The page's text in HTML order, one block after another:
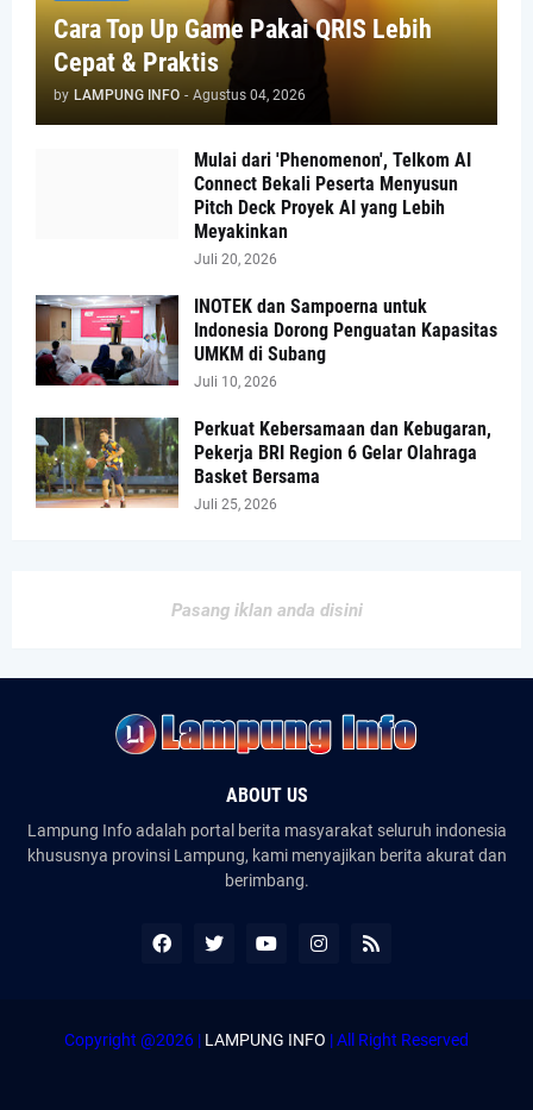
Cara Top Up Game Pakai QRIS Lebih
Cepat & Praktis
by LAMPUNG INFO - Agustus 04, 2026
Mulai dari 'Phenomenon', Telkom AI
Connect Bekali Peserta Menyusun
Pitch Deck Proyek AI yang Lebih
Meyakinkan
Juli 20, 2026
INOTEK dan Sampoerna untuk
Indonesia Dorong Penguatan Kapasitas
UMKM di Subang
Juli 10, 2026
Perkuat Kebersamaan dan Kebugaran,
Pekerja BRI Region 6 Gelar Olahraga
Basket Bersama
Juli 25, 2026
Pasang iklan anda disini
ABOUT US
Lampung Info adalah portal berita masyarakat seluruh indonesia
khususnya provinsi Lampung, kami menyajikan berita akurat dan
berimbang.
Copyright @2026 | LAMPUNG INFO | All Right Reserved